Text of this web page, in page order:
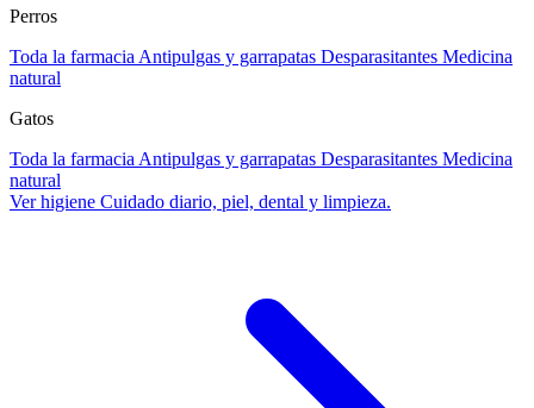
Perros
Toda la farmacia Antipulgas y garrapatas Desparasitantes Medicina
natural
Gatos
Toda la farmacia Antipulgas y garrapatas Desparasitantes Medicina
natural
Ver higiene Cuidado diario, piel, dental y limpieza.